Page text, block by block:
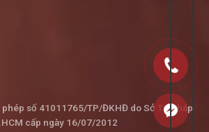
số 41011765/TP/ĐKHĐ do Sở Tư Pháp
cấp ngày 16/07/2012